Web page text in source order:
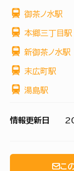
御茶ノ水駅
本郷三丁目駅
新御茶ノ水駅
末広町駅
湯島駅
情報更新日
こ